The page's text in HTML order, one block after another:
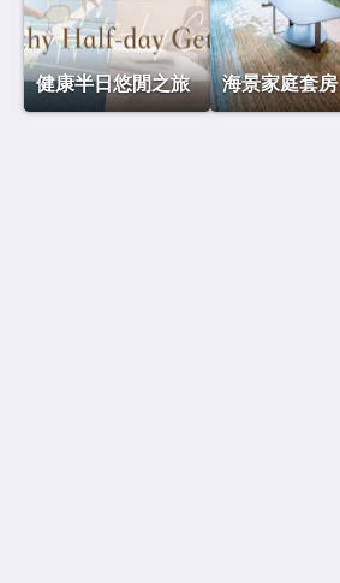
健康半日悠閒之旅 海景家庭套房